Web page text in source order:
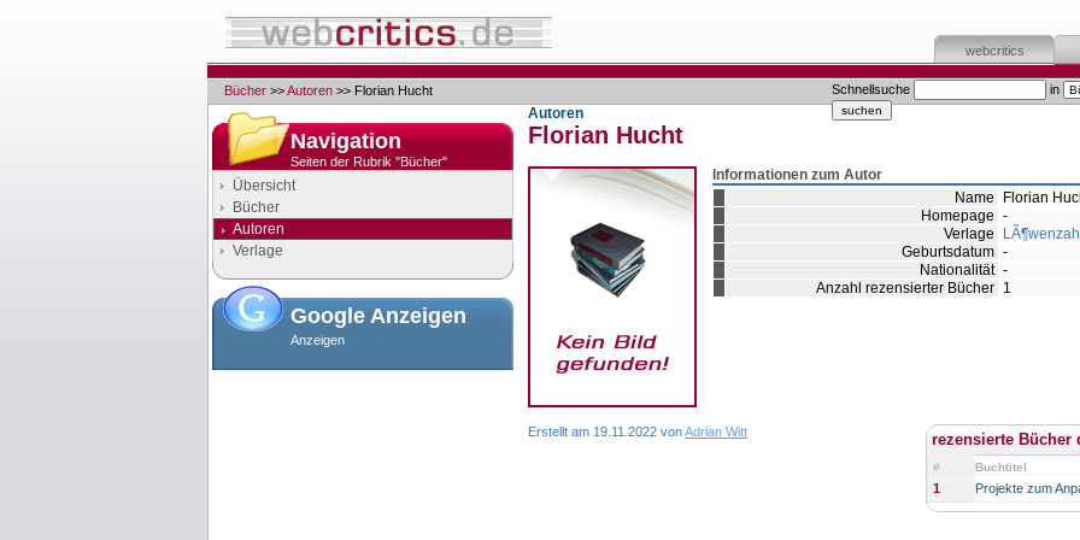
webcritics
Schnellsuche in
Bücher >>Autoren >> Florian Hucht
Navigation
Seiten der Rubrik "Bücher"
Übersicht
Bücher
Autoren
Verlage
Google Anzeigen
Anzeigen
Autoren
Florian Hucht
Informationen zum Autor
Name
Florian
Homepage -
Verlage
Geburtsdatum -
Nationalität -
Anzahl rezensierter Bücher 1
rezensierte Bücher
# Buchtitel
1 Projekte zum
Erstellt am 19.11.2022 vonAdrian Witt